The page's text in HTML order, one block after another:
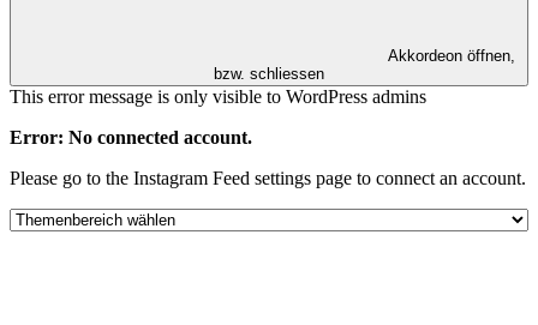
Akkordeon öffnen,
bzw. schliessen
This error message is only visible to WordPress admins
Error: No connected account.
Please go to the Instagram Feed settings page to connect an account.